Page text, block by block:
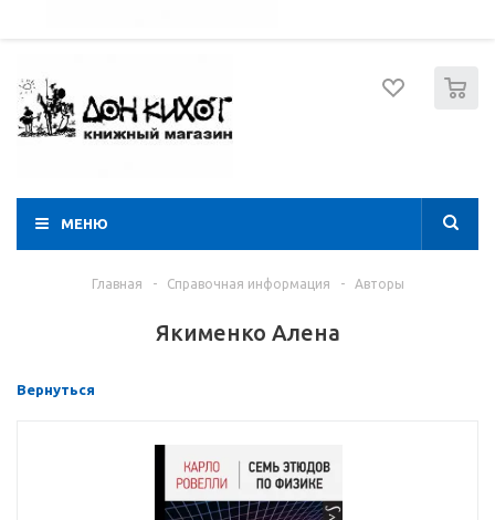
МЕНЮ
Главная - Справочная информация - Авторы
Якименко Алена
Вернуться